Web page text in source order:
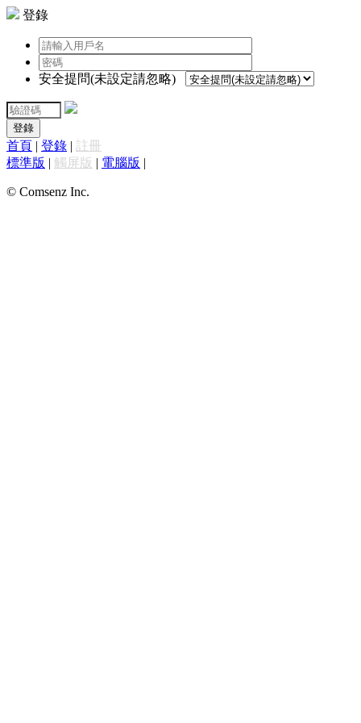
登錄
安全提問(未設定請忽略)
登錄
首頁 | 登錄 | 註冊
標準版 | 觸屏版 | 電腦版 |
© Comsenz Inc.